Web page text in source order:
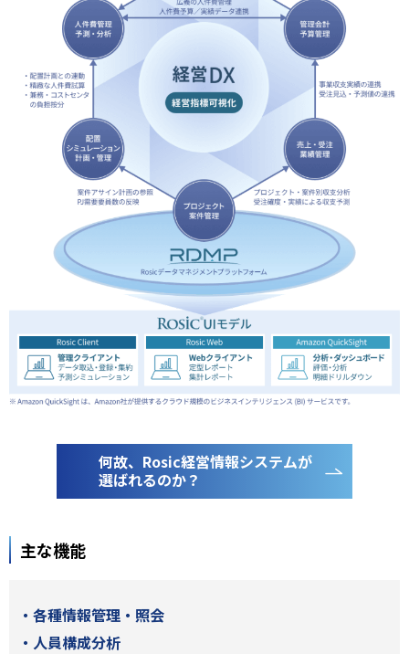
何故、Rosic経営情報システムが
選ばれるのか？
主な機能
各種情報管理・照会
人員構成分析